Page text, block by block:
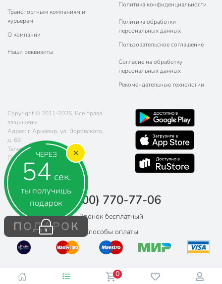
ЧЕРЕЗ
54 сек.
ты получишь
подарок
ПОДАРОК
Транспортным компаниям и
курьерам
О компании
Наши реквизиты
Политика конфиденциальности
Политика обработки
персональных данных
Пользовательское соглашение
Согласие на обработку
персональных данных
Рекомендательные технологии
Copyright © 2011-2026. Все права
защищены.
Адрес: г. Армавир, ул. Воровского,
д. 69
Телефон:
8 (800) 770-77-06
Почта:
sales@poryadok.ru
8 (800) 770-77-06
Звонок бесплатный
Способы оплаты
0